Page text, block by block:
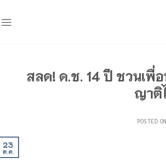
สลด! ด.ช. 14 ปี ชวนเพื่
ญาติ
POSTED ON
23
ต.ค.